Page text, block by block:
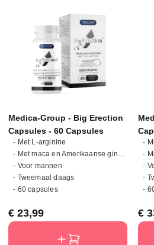
Medica-Group - Big Erection
Capsules - 60 Capsules
- Met L-arginine
- Met maca en Amerikaanse ginseng
- Voor mannen
- Tweemaal daags
- 60 capsules
Normale prijs:
€ 23,99
-
-
-
-
-
€